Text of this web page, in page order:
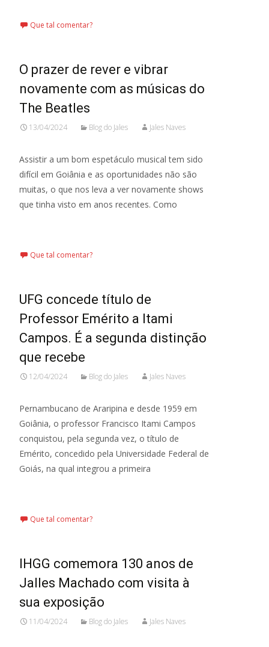
Que tal comentar?
O prazer de rever e vibrar
novamente com as músicas do
The Beatles
13/04/2024 Blog do Jales Jales Naves
Assistir a um bom espetáculo musical tem sido
difícil em Goiânia e as oportunidades não são
muitas, o que nos leva a ver novamente shows
que tinha visto em anos recentes. Como
Que tal comentar?
UFG concede título de
Professor Emérito a Itami
Campos. É a segunda distinção
que recebe
12/04/2024 Blog do Jales Jales Naves
Pernambucano de Araripina e desde 1959 em
Goiânia, o professor Francisco Itami Campos
conquistou, pela segunda vez, o título de
Emérito, concedido pela Universidade Federal de
Goiás, na qual integrou a primeira
Que tal comentar?
IHGG comemora 130 anos de
Jalles Machado com visita à
sua exposição
11/04/2024 Blog do Jales Jales Naves